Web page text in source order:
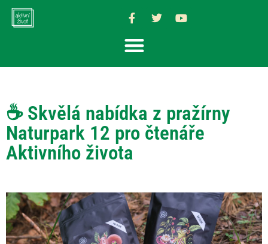
☕️ Skvělá nabídka z pražírny
Naturpark 12 pro čtenáře
Aktivního života